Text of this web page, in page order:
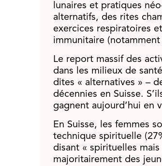
lunaires et pratiques
alternatifs, des rites
exercices respiratoires
immunitaire
Le report massif des
dans les milieux de
dites « alternatives » –
décennies en Suisse.
gagnent aujourd’hui en
En Suisse, les femmes
technique spirituelle
disant « spirituelles
majoritairement des